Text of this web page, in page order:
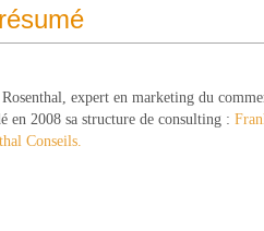
expert en marketing du
en 2008 sa structure de consulting :
Conseils.